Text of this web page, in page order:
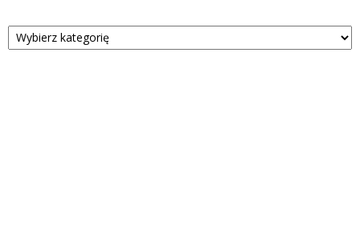
Kategorie